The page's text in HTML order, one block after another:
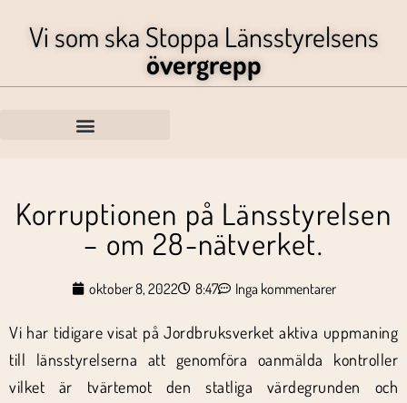
Vi som ska Stoppa Länsstyrelsens
övergrepp
Korruptionen på Länsstyrelsen
– om 28-nätverket.
oktober 8, 2022 8:47 Inga kommentarer
Vi har tidigare visat på Jordbruksverket aktiva uppmaning
till länsstyrelserna att genomföra oanmälda kontroller
vilket är tvärtemot den statliga värdegrunden och